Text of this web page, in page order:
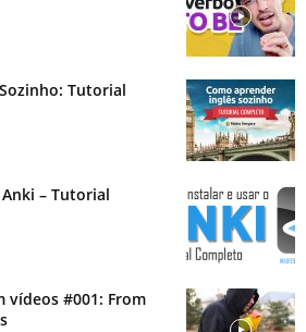
Tutorial
– Tutorial
vídeos #001: From